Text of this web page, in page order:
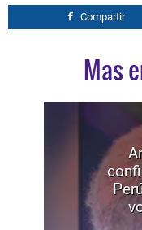
Compartir
Mas